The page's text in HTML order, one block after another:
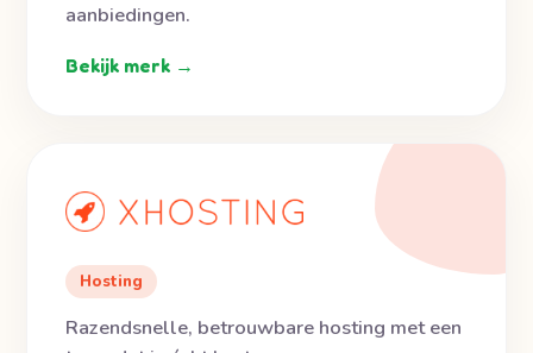
aanbiedingen.
Bekijk merk →
Hosting
Razendsnelle, betrouwbare hosting met een